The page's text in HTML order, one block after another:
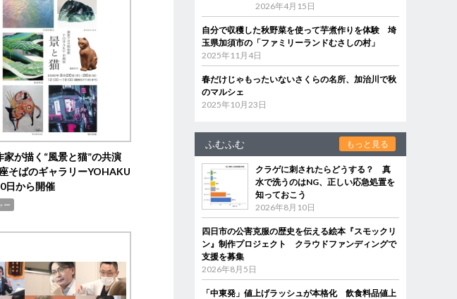
家が描く“風景と猫”の共演
そばのギャラリーYOHAKU
日から開催
ー
2026年4月15日
自分で収穫した秋野菜を使って芋煮作りを体験 埼
玉県加須市の「ファミリーランドむさしの村」
2025年11月4日
春だけじゃもったいないさくらの名所、加治川で秋
のマルシェ
2025年10月23日
ふむふむ もっと見る
クラゲに刺されたらどうする？ 真
水で洗うのはNG、正しい応急処置を
知っておこう
2026年8月10日
四日市の公害克服の歴史を伝える絵本『スモックリ
ン』制作プロジェクト クラウドファンディングで
支援を募集
2026年8月5日
「中東発」値上げラッシュが本格化 飲食料品値上